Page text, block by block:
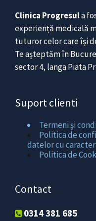
Clinica Progresula
experiență medicală
tuturor celor care își
Te așteptăm în
sector 4, langa Piata
Suport clienti
Termeni și
Politica de
datelor cu
Politica de
Contact
0314 381 685